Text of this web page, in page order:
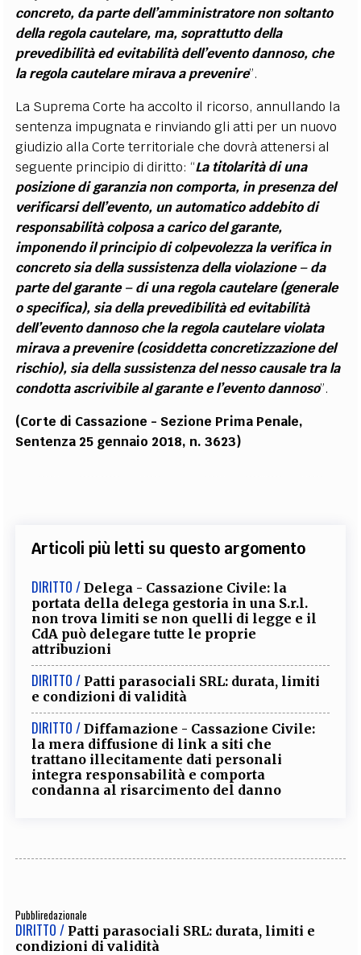
concreto, da parte dell’amministratore non soltanto
della regola cautelare, ma, soprattutto della
prevedibilità ed evitabilità dell’evento dannoso, che
la regola cautelare mirava a prevenire”.
La Suprema Corte ha accolto il ricorso, annullando la
sentenza impugnata e rinviando gli atti per un nuovo
giudizio alla Corte territoriale che dovrà attenersi al
seguente principio di diritto: “La titolarità di una
posizione di garanzia non comporta, in presenza del
verificarsi dell’evento, un automatico addebito di
responsabilità colposa a carico del garante,
imponendo il principio di colpevolezza la verifica in
concreto sia della sussistenza della violazione – da
parte del garante – di una regola cautelare (generale
o specifica), sia della prevedibilità ed evitabilità
dell’evento dannoso che la regola cautelare violata
mirava a prevenire (cosiddetta concretizzazione del
rischio), sia della sussistenza del nesso causale tra la
condotta ascrivibile al garante e l’evento dannoso”.
(Corte di Cassazione - Sezione Prima Penale,
Sentenza 25 gennaio 2018, n. 3623)
Articoli più letti su questo argomento
DIRITTO / Delega - Cassazione Civile: la
portata della delega gestoria in una S.r.l.
non trova limiti se non quelli di legge e il
CdA può delegare tutte le proprie
attribuzioni
DIRITTO / Patti parasociali SRL: durata, limiti
e condizioni di validità
DIRITTO / Diffamazione - Cassazione Civile:
la mera diffusione di link a siti che
trattano illecitamente dati personali
integra responsabilità e comporta
condanna al risarcimento del danno
Pubbliredazionale
DIRITTO / Patti parasociali SRL: durata, limiti e
condizioni di validità